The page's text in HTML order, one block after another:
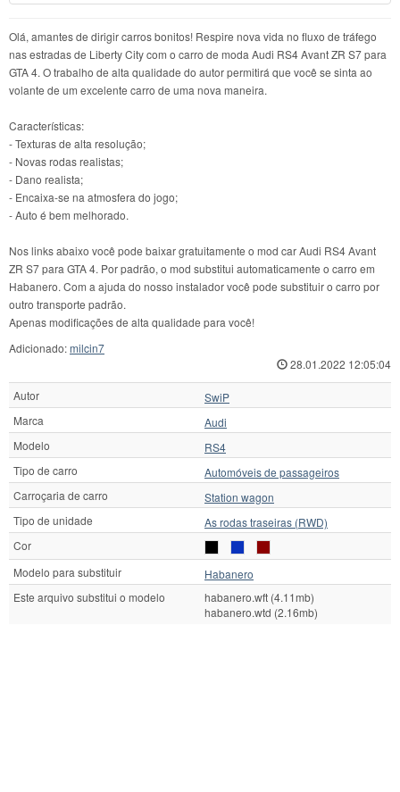
Olá, amantes de dirigir carros bonitos! Respire nova vida no fluxo de tráfego
nas estradas de Liberty City com o carro de moda Audi RS4 Avant ZR S7 para
GTA 4. O trabalho de alta qualidade do autor permitirá que você se sinta ao
volante de um excelente carro de uma nova maneira.
Características:
- Texturas de alta resolução;
- Novas rodas realistas;
- Dano realista;
- Encaixa-se na atmosfera do jogo;
- Auto é bem melhorado.
Nos links abaixo você pode baixar gratuitamente o mod car Audi RS4 Avant
ZR S7 para GTA 4. Por padrão, o mod substitui automaticamente o carro em
Habanero. Com a ajuda do nosso instalador você pode substituir o carro por
outro transporte padrão.
Apenas modificações de alta qualidade para você!
Adicionado:milcin7
28.01.2022 12:05:04
Autor
SwiP
Marca
Audi
Modelo
RS4
Tipo de carro
Automóveis de passageiros
Carroçaria de carro
Station wagon
Tipo de unidade
As rodas traseiras (RWD)
Cor
Modelo para substituir
Habanero
Este arquivo substitui o modelo
habanero.wft (4.11mb)
habanero.wtd (2.16mb)